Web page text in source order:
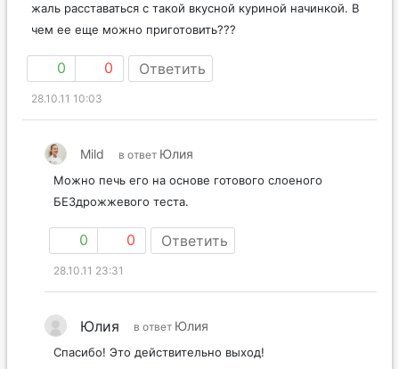
жаль расставаться с такой вкусной куриной начинкой. В
чем ее еще можно приготовить???
0 0 Ответить
28.10.11 10:03
Mild в ответ Юлия
Можно печь его на основе готового слоеного
БЕЗдрожжевого теста.
0 0 Ответить
28.10.11 23:31
Юлия в ответ Юлия
Спасибо! Это действительно выход!